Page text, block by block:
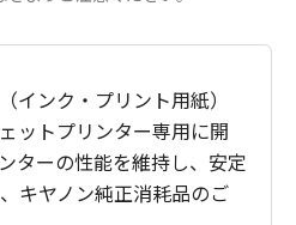
インク・プリント用紙）
ットプリンター専用に開
ターの性能を維持し、安定
キヤノン純正消耗品のご